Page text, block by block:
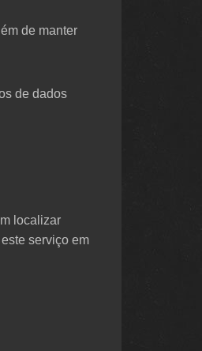
de manter
de dados
localizar
serviço em